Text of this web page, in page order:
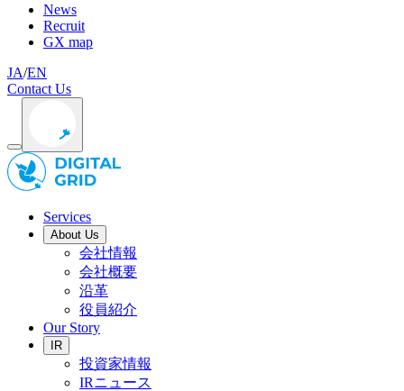
News
Recruit
GX map
JA/EN
Contact Us
Services
About Us
会社情報
会社概要
沿革
役員紹介
Our Story
IR
投資家情報
IRニュース